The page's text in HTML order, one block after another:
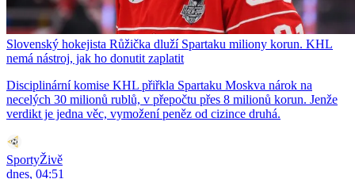
Slovenský hokejista Růžička dluží Spartaku miliony korun. KHL
nemá nástroj, jak ho donutit zaplatit
Disciplinární komise KHL přiřkla Spartaku Moskva nárok na
necelých 30 milionů rublů, v přepočtu přes 8 milionů korun. Jenže
verdikt je jedna věc, vymožení peněz od cizince druhá.
SportyŽivě
dnes, 04:51